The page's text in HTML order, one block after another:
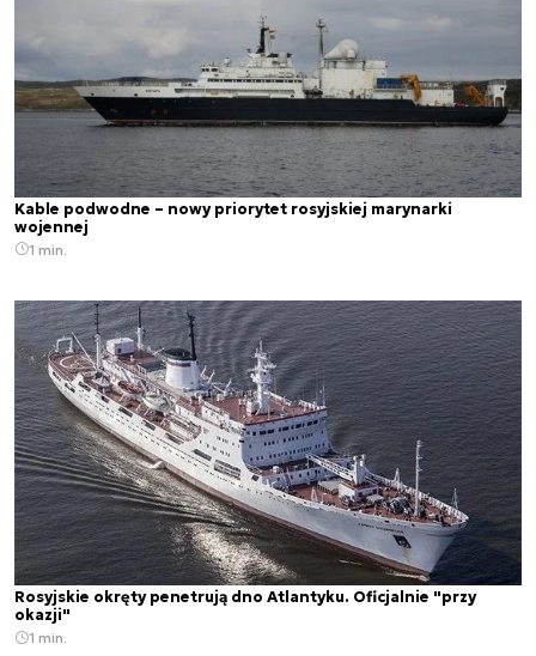
Kable podwodne – nowy priorytet rosyjskiej marynarki
wojennej
1 min.
Rosyjskie okręty penetrują dno Atlantyku. Oficjalnie "przy
okazji"
1 min.